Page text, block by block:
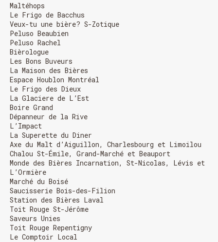
Maltéhops
Le Frigo de Bacchus
Veux-tu une bière? S-Zotique
Peluso Beaubien
Peluso Rachel
Bièrologue
Les Bons Buveurs
La Maison des Bières
Espace Houblon Montréal
Le Frigo des Dieux
La Glaciere de L’Est
Boire Grand
Dépanneur de la Rive
L’Impact
La Superette du Diner
Axe du Malt d’Aiguillon, Charlesbourg et Limoilou
Chalou St-Émile, Grand-Marché et Beauport
Monde des Bières Incarnation, St-Nicolas, Lévis et
L’Ormière
Marché du Boisé
Saucisserie Bois-des-Filion
Station des Bières Laval
Toit Rouge St-Jérôme
Saveurs Unies
Toit Rouge Repentigny
Le Comptoir Local